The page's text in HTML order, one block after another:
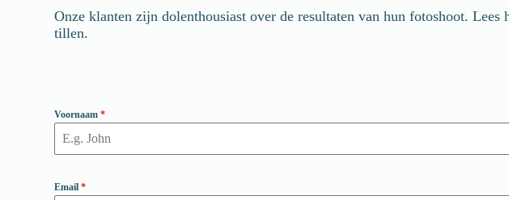
Onze klanten zijn dolenthousiast over de resultaten van hun fotoshoot.
tillen.
Voornaam*
Email*